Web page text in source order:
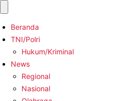
Beranda
TNI/Polri
Hukum/Kriminal
News
Regional
Nasional